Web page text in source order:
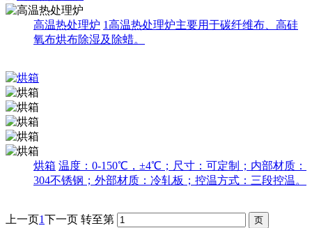
高温热处理炉 1高温热处理炉主要用于碳纤维布、高硅
氧布烘布除湿及除蜡。
烘箱 温度：0-150℃，±4℃；尺寸：可定制；内部材质：
304不锈钢；外部材质：冷轧板；控温方式：三段控温。
上一页1下一页 转至第